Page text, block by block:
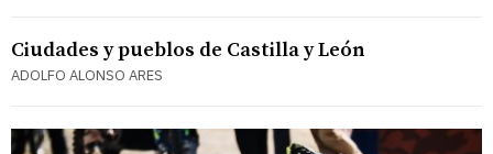
Ciudades y pueblos de Castilla y León
ADOLFO ALONSO ARES